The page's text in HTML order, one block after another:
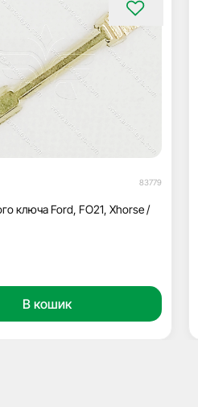
83779
ключа Ford, FO21, Xhorse /
В кошик